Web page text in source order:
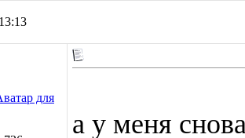
а у меня